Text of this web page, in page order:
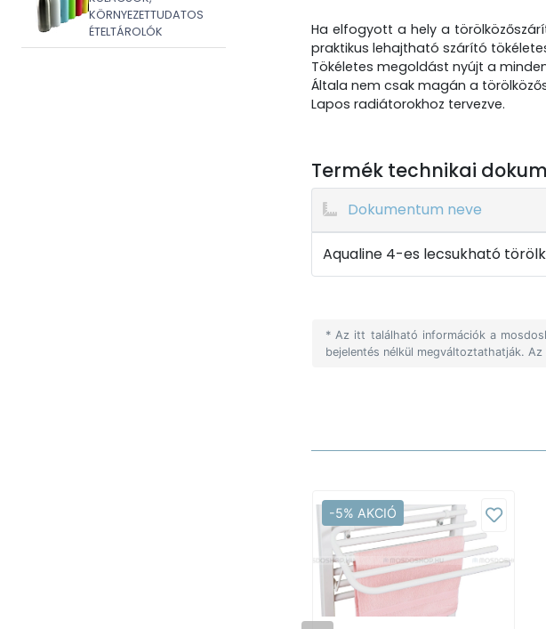
KÖRNYEZETTUDATOS
ÉTELTÁROLÓK
Ha elfogyott a hely a
praktikus lehajtható szárító
Tökéletes megoldást nyújt a
Általa nem csak magán a
Lapos radiátorokhoz tervezve.
Termék technikai
Dokumentum neve
Aqualine 4-es lecsukható
* Az itt található információk a
bejelentés nélkül megváltoztathatják.
-5% AKCIÓ